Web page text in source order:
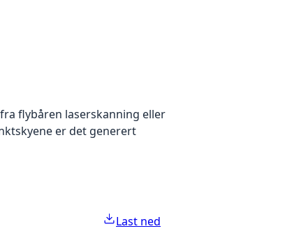
flybåren laserskanning eller
er det generert
Last ned